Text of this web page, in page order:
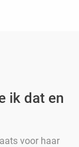
ik dat en
voor haar